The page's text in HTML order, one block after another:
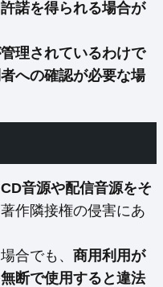
諾を得られる場合が
理されているわけで
への確認が必要な場
音源や配信音源をそ
作隣接権の侵害にあ
合でも、 商用利用が
断で使用すると違法